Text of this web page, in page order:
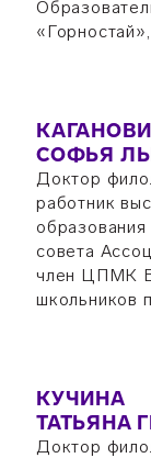
СОФЬЯ
Доктор
работник
совета
член ЦПМК
школьников
КУЧИНА
ТАТЬЯНА
Доктор